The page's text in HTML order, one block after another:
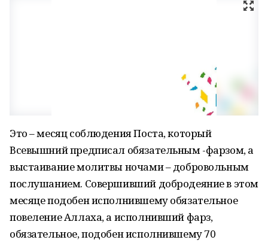
Это – месяц соблюдения Поста, который
Всевышний предписал обязательным -фарзом, а
выстаивание молитвы ночами – добровольным
послушанием. Совершивший добродеяние в этом
месяце подобен исполнившему обязательное
повеление Аллаха, а исполнивший фарз,
обязательное, подобен исполнившему 70